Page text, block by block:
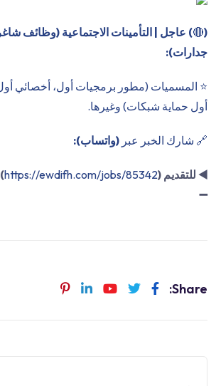
(
🔴) عاجل | التأمينات الاجتماعية (وظائف
جدارات):
⭐️ المسميات (مطور برمجيات أول، أخصائي أول
أول حماية شبكات) وغيرها.
🔗 شارك الخبر عبر (واتساب):
◀️ للتقديم (https://ewdifh.com/jobs/85342
)
➖
Share: